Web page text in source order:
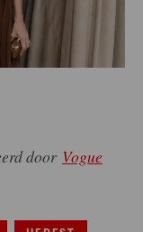
door Vogue